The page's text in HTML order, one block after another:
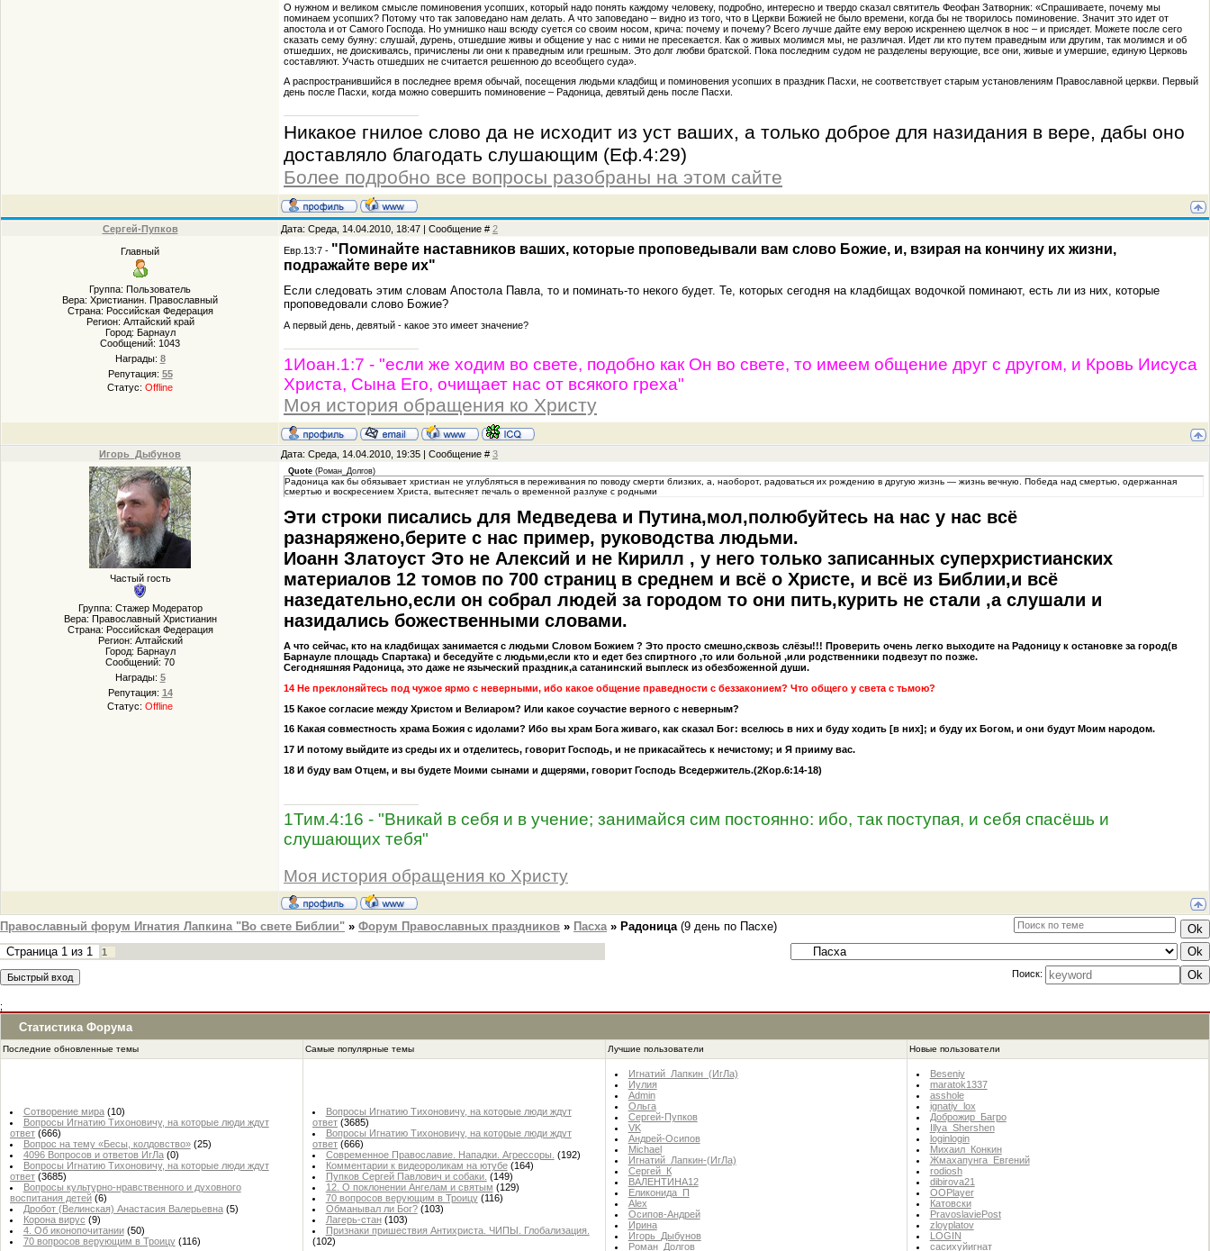
О нужном и великом смысле поминовения усопших, который надо понять каждому человеку, подробно, интересно и твердо сказал святитель Феофан Затворник: «Спрашиваете, почему мы
поминаем усопших? Потому что так заповедано нам делать. А что заповедано – видно из того, что в Церкви Божией не было времени, когда бы не творилось поминовение. Значит это идет от
апостола и от Самого Господа. Но умнишко наш всюду суется со своим носом, крича: почему и почему? Всего лучше дайте ему верою искреннею щелчок в нос – и присядет. Можете после сего
сказать сему буяну: слушай, дурень, отшедшие живы и общение у нас с ними не пресекается. Как о живых молимся мы, не различая. Идет ли кто путем праведным или другим, так молимся и об
отшедших, не доискиваясь, причислены ли они к праведным или грешным. Это долг любви братской. Пока последним судом не разделены верующие, все они, живые и умершие, единую Церковь
составляют. Участь отшедших не считается решенною до всеобщего суда».
А распространившийся в последнее время обычай, посещения людьми кладбищ и поминовения усопших в праздник Пасхи, не соответствует старым установлениям Православной церкви. Первый
день после Пасхи, когда можно совершить поминовение – Радоница, девятый день после Пасхи.
Никакое гнилое слово да не исходит из уст ваших, а только доброе для назидания в вере, дабы оно
доставляло благодать слушающим (Еф.4:29)
Более подробно все вопросы разобраны на этом сайте
Сергей-Пупков Дата: Среда, 14.04.2010, 18:47 | Сообщение # 2
Главный
Группа: Пользователь
Вера: Христианин. Православный
Страна: Российская Федерация
Регион: Алтайский край
Город: Барнаул
Сообщений: 1043
Награды: 8
Репутация: 55
Статус: Offline
Евр.13:7 - "Поминайте наставников ваших, которые проповедывали вам слово Божие, и, взирая на кончину их жизни,
подражайте вере их"
Если следовать этим словам Апостола Павла, то и поминать-то некого будет. Те, которых сегодня на кладбищах водочкой поминают, есть ли из них, которые
проповедовали слово Божие?
А первый день, девятый - какое это имеет значение?
1Иоан.1:7 - "если же ходим во свете, подобно как Он во свете, то имеем общение друг с другом, и Кровь Иисуса
Христа, Сына Его, очищает нас от всякого греха"
Моя история обращения ко Христу
Игорь_Дыбунов Дата: Среда, 14.04.2010, 19:35 | Сообщение # 3
Частый гость
Группа: Стажер Модератор
Вера: Православный Христианин
Страна: Российская Федерация
Регион: Алтайский
Город: Барнаул
Сообщений: 70
Награды: 5
Репутация: 14
Статус: Offline
Quote (Роман_Долгов)
Радоница как бы обязывает христиан не углубляться в переживания по поводу смерти близких, а, наоборот, радоваться их рождению в другую жизнь — жизнь вечную. Победа над смертью, одержанная
смертью и воскресением Христа, вытесняет печаль о временной разлуке с родными
Эти строки писались для Медведева и Путина,мол,полюбуйтесь на нас у нас всё
разнаряжено,берите с нас пример, руководства людьми.
Иоанн Златоуст Это не Алексий и не Кирилл , у него только записанных суперхристианских
материалов 12 томов по 700 страниц в среднем и всё о Христе, и всё из Библии,и всё
назедательно,если он собрал людей за городом то они пить,курить не стали ,а слушали и
назидались божественными словами.
А что сейчас, кто на кладбищах занимается с людьми Словом Божием ? Это просто смешно,сквозь слёзы!!! Проверить очень легко выходите на Радоницу к остановке за город(в
Барнауле площадь Спартака) и беседуйте с людьми,если кто и едет без спиртного ,то или больной ,или родственники подвезут по позже.
Сегодняшняя Радоница, это даже не языческий праздник,а сатанинский выплеск из обезбоженной души.
14 Не преклоняйтесь под чужое ярмо с неверными, ибо какое общение праведности с беззаконием? Что общего у света с тьмою?
15 Какое согласие между Христом и Велиаром? Или какое соучастие верного с неверным?
16 Какая совместность храма Божия с идолами? Ибо вы храм Бога живаго, как сказал Бог: вселюсь в них и буду ходить [в них]; и буду их Богом, и они будут Моим народом.
17 И потому выйдите из среды их и отделитесь, говорит Господь, и не прикасайтесь к нечистому; и Я прииму вас.
18 И буду вам Отцем, и вы будете Моими сынами и дщерями, говорит Господь Вседержитель.(2Кор.6:14-18)
1Тим.4:16 - "Вникай в себя и в учение; занимайся сим постоянно: ибо, так поступая, и себя спасёшь и
слушающих тебя"
Моя история обращения ко Христу
Православный форум Игнатия Лапкина "Во свете Библии" » Форум Православных праздников » Пасха » Радоница (9 день по Пасхе)
Страница 1 из 1 1
Поиск:
;
Статистика Форума
Последние обновленные темы Самые популярные темы Лучшие пользователи Новые пользователи
Сотворение мира (10)
Вопросы Игнатию Тихоновичу, на которые люди ждут
ответ (666)
Вопрос на тему «Бесы, колдовство» (25)
4096 Вопросов и ответов ИгЛа (0)
Вопросы Игнатию Тихоновичу, на которые люди ждут
ответ (3685)
Вопросы культурно-нравственного и духовного
воспитания детей (6)
Дробот (Велинская) Анастасия Валерьевна (5)
Корона вирус (9)
4. Об иконопочитании (50)
70 вопросов верующим в Троицу (116)
Вопросы Игнатию Тихоновичу, на которые люди ждут
ответ (3685)
Вопросы Игнатию Тихоновичу, на которые люди ждут
ответ (666)
Современное Православие. Нападки. Агрессоры. (192)
Комментарии к видеороликам на ютубе (164)
Пупков Сергей Павлович и собаки. (149)
12. О поклонении Ангелам и святым (129)
70 вопросов верующим в Троицу (116)
Обманывал ли Бог? (103)
Лагерь-стан (103)
Признаки пришествия Антихриста. ЧИПЫ. Глобализация.
(102)
Игнатий_Лапкин_(ИгЛа)
Иулия
Admin
Ольга
Сергей-Пупков
VK
Андрей-Осипов
Michael
Игнатий_Лапкин-(ИгЛа)
Сергей_К
ВАЛЕНТИНА12
Еликонида_П
Alex
Осипов-Андрей
Ирина
Игорь_Дыбунов
Роман_Долгов
Beseniy
maratok1337
asshole
ignatiy_lox
Доброжир_Багро
Illya_Shershen
loginlogin
Михаил_Конкин
Жмахапунга_Евгений
rodiosh
dibirova21
OOPlayer
Катовски
PravoslaviePost
zloyplatov
LOGIN
сасихуйигнат